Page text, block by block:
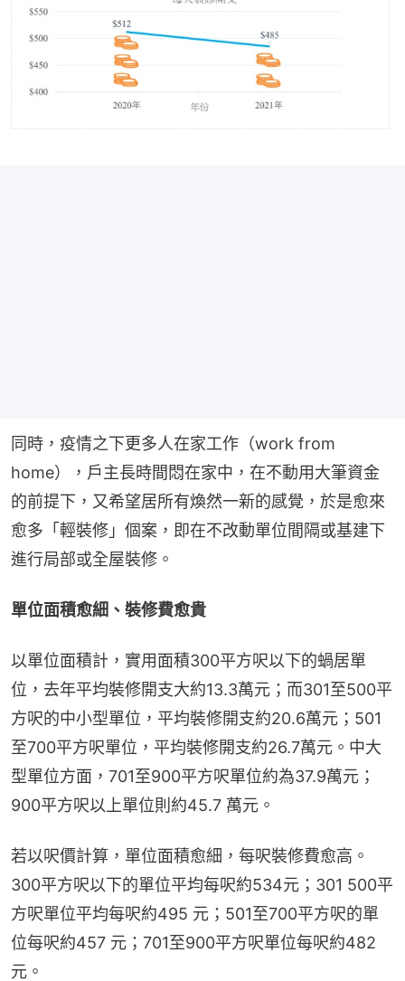
同時，疫情之下更多人在家工作（work from
home），戶主長時間悶在家中，在不動用大筆資金
的前提下，又希望居所有煥然一新的感覺，於是愈來
愈多「輕裝修」個案，即在不改動單位間隔或基建下
進行局部或全屋裝修。
單位面積愈細、裝修費愈貴
以單位面積計，實用面積300平方呎以下的蝸居單
位，去年平均裝修開支大約13.3萬元；而301至500平
方呎的中小型單位，平均裝修開支約20.6萬元；501
至700平方呎單位，平均裝修開支約26.7萬元。中大
型單位方面，701至900平方呎單位約為37.9萬元；
900平方呎以上單位則約45.7 萬元。
若以呎價計算，單位面積愈細，每呎裝修費愈高。
300平方呎以下的單位平均每呎約534元；301 500平
方呎單位平均每呎約495 元；501至700平方呎的單
位每呎約457 元；701至900平方呎單位每呎約482
元。